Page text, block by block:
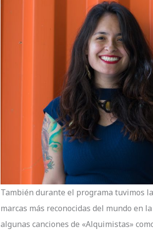
También durante el programa tuvimos
marcas más reconocidas del mundo en
algunas canciones de «Alquimistas»